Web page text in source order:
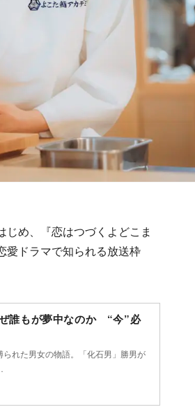
め、『恋はつづくよどこま
愛ドラマで知られる放送枠
誰もが夢中なのか “今”必
られた男女の物語。「化石男」勝男が